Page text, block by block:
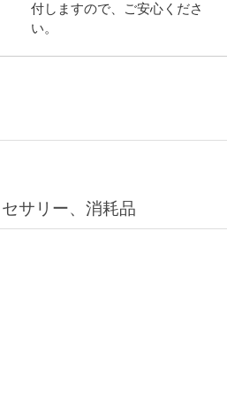
付しますので、ご安心くださ
い。
サリー、消耗品